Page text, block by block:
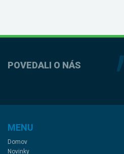
POVEDALI O NÁS
MENU
Domov
Novinky